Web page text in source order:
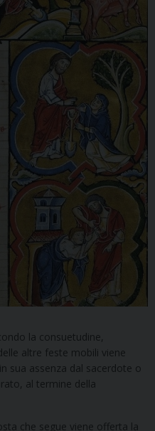
la consuetudine,
altre feste mobili viene
sua assenza dal sacerdote o
al termine della
che segue viene offerta la